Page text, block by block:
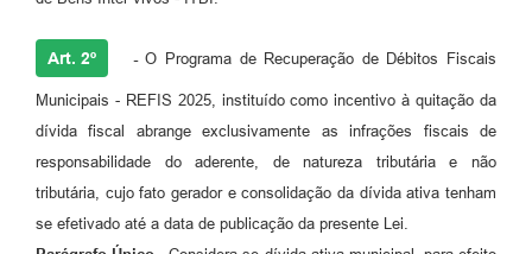
Art. 2º -O Programa de Recuperação de Débitos Fiscais
Municipais - REFIS 2025, instituído como incentivo à quitação da
dívida fiscal abrange exclusivamente as infrações fiscais de
responsabilidade do aderente, de natureza tributária e não
tributária, cujo fato gerador e consolidação da dívida ativa tenham
se efetivado até a data de publicação da presente Lei.